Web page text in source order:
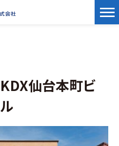
KDX仙台本町ビ
ル